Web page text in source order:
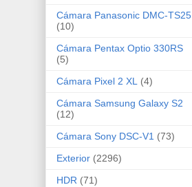
Cámara Panasonic DMC-TS25
(10)
Cámara Pentax Optio 330RS
(5)
Cámara Pixel 2 XL
(4)
Cámara Samsung Galaxy S2
(12)
Cámara Sony DSC-V1 (73)
Exterior (2296)
HDR (71)